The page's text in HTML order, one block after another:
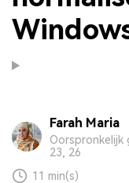
Farah Maria
Oorspronkelijk
23, 26
11 min(s)